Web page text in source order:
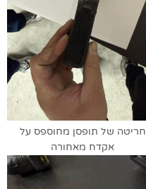
חריטה של תופסן מחוספס על
אקדח מאחורה